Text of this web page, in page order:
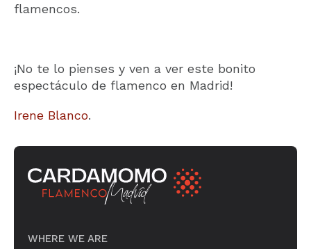
flamencos.
¡No te lo pienses y ven a ver este bonito
espectáculo de flamenco en Madrid!
Irene Blanco.
WHERE WE ARE